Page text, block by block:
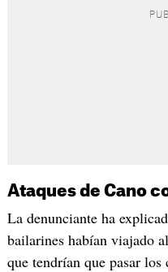
Ataques de Cano
La denunciante ha
bailarines habían viajado
que tendrían que pasar